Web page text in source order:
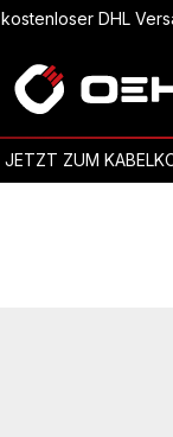
kostenloser DHL
JETZT ZUM